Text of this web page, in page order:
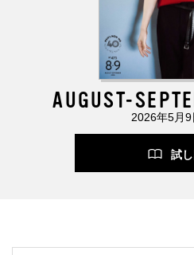
AUGUST-
2026年5月9
試